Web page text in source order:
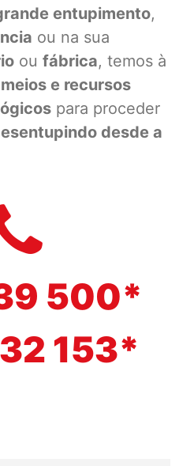
entupimento,
ou na sua
ou fábrica, temos à
meios e recursos
para proceder
desde a
500*
153*